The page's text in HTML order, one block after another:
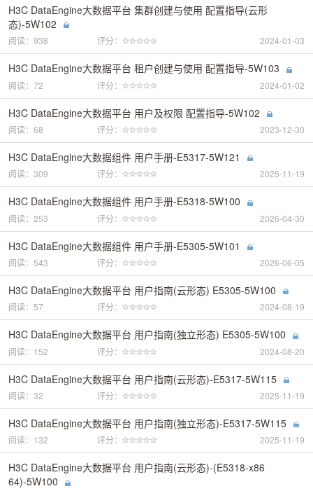
H3C DataEngine大数据平台 集群创建与使用 配置指导(云形
态)-5W102
阅读：938 评分： 2024-01-03
H3C DataEngine大数据平台 租户创建与使用 配置指导-5W103
阅读：72 评分： 2024-01-02
H3C DataEngine大数据平台 用户及权限 配置指导-5W102
阅读：68 评分： 2023-12-30
H3C DataEngine大数据组件 用户手册-E5317-5W121
阅读：309 评分： 2025-11-19
H3C DataEngine大数据组件 用户手册-E5318-5W100
阅读：253 评分： 2026-04-30
H3C DataEngine大数据组件 用户手册-E5305-5W101
阅读：543 评分： 2026-06-05
H3C DataEngine大数据平台 用户指南(云形态) E5305-5W100
阅读：57 评分： 2024-08-19
H3C DataEngine大数据平台 用户指南(独立形态) E5305-5W100
阅读：152 评分： 2024-08-20
H3C DataEngine大数据平台 用户指南(云形态)-E5317-5W115
阅读：32 评分： 2025-11-19
H3C DataEngine大数据平台 用户指南(独立形态)-E5317-5W115
阅读：132 评分： 2025-11-19
H3C DataEngine大数据平台 用户指南(云形态)-(E5318-x86
64)-5W100